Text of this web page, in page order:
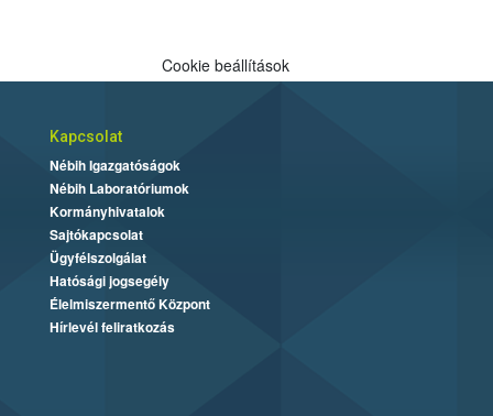
Cookie beállítások
Kapcsolat
Nébih Igazgatóságok
Nébih Laboratóriumok
Kormányhivatalok
Sajtókapcsolat
Ügyfélszolgálat
Hatósági jogsegély
Élelmiszermentő Központ
Hírlevél feliratkozás